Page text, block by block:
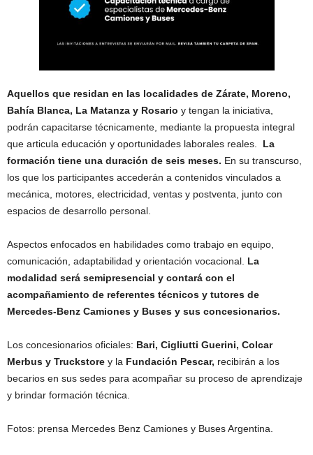
Aquellos que residan en las localidades de Zárate, Moreno,
Bahía Blanca, La Matanza y Rosario y tengan la iniciativa,
podrán capacitarse técnicamente, mediante la propuesta integral
que articula educación y oportunidades laborales reales. La
formación tiene una duración de seis meses. En su transcurso,
los que los participantes accederán a contenidos vinculados a
mecánica, motores, electricidad, ventas y postventa, junto con
espacios de desarrollo personal.
Aspectos enfocados en habilidades como trabajo en equipo,
comunicación, adaptabilidad y orientación vocacional. La
modalidad será semipresencial y contará con el
acompañamiento de referentes técnicos y tutores de
Mercedes-Benz Camiones y Buses y sus concesionarios.
Los concesionarios oficiales: Bari, Cigliutti Guerini, Colcar
Merbus y Truckstore y la Fundación Pescar, recibirán a los
becarios en sus sedes para acompañar su proceso de aprendizaje
y brindar formación técnica.
Fotos: prensa Mercedes Benz Camiones y Buses Argentina.